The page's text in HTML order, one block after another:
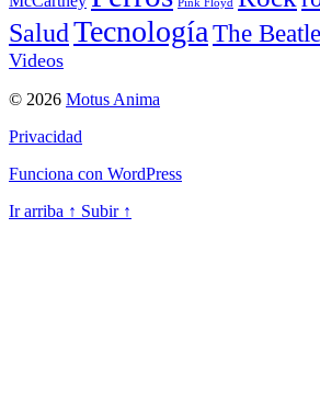
Pink Floyd
SaludTecnologíaThe
Videos
© 2026 Motus Anima
Privacidad
Funciona con WordPress
Ir arriba ↑ Subir ↑